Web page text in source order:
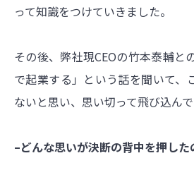
って知識をつけていきました。
その後、弊社現CEOの竹本泰輔と
で起業する」という話を聞いて、
ないと思い、思い切って飛び込んで
–どんな思いが決断の背中を押した